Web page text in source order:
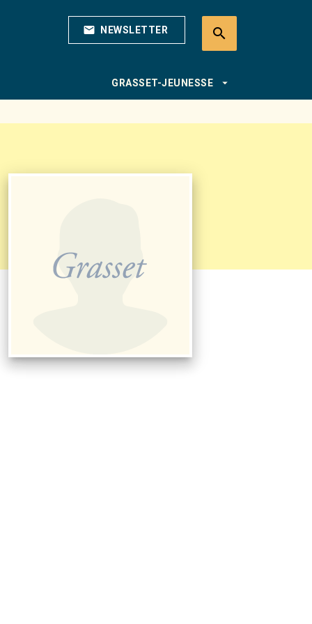
mail NEWSLETTER search
GRASSET-JEUNESSE arrow_drop_down